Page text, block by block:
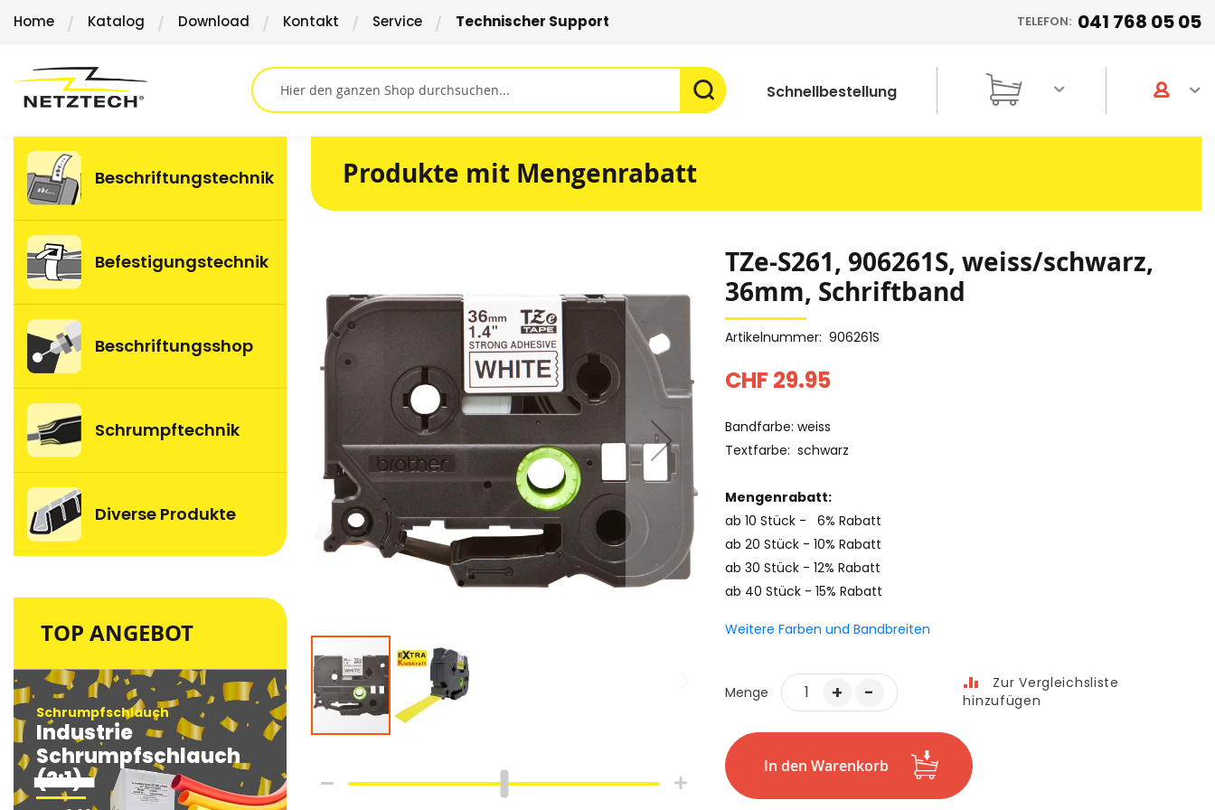
Direkt
Home Katalog Download Kontakt Service Technischer Support TELEFON: 041 768 05 05
Schnellbestellung
TOP ANGEBOT
Schrumpfschlauch
Industrie
Schrumpfschlauch
(2:1)
Schrumpfschlauch
Industrie
(2:1)
Schrumpfschlauch
(2:1)
Beschriftungstechnik
Befestigungstechnik
Beschriftungsshop
Schrumpftechnik
Diverse Produkte
Produkte mit Mengenrabatt
TZe-S261, 906261S, weiss/schwarz,
36mm, Schriftband
CHF 29.95
Artikelnummer 906261S
Bandfarbe: weiss
Textfarbe: schwarz
Mengenrabatt:
ab 10 Stück - 6% Rabatt
ab 20 Stück - 10% Rabatt
ab 30 Stück - 12% Rabatt
ab 40 Stück - 15% Rabatt
Weitere Farben und Bandbreiten
Menge -
+
In den Warenkorb
Zur Vergleichsliste
hinzufügen
zum
Ende
der
Bildergalerie